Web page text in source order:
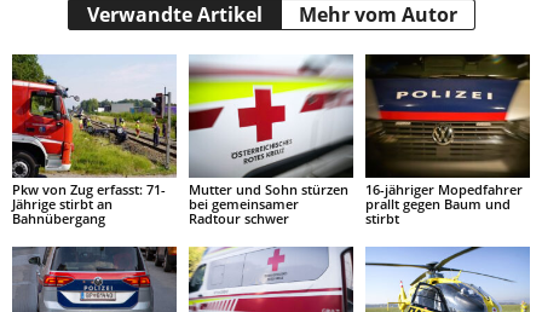
Verwandte Artikel Mehr vom Autor
Pkw von Zug erfasst: 71-
Jährige stirbt an
Bahnübergang
Mutter und Sohn stürzen
bei gemeinsamer
Radtour schwer
16-jähriger Mopedfahrer
prallt gegen Baum und
stirbt